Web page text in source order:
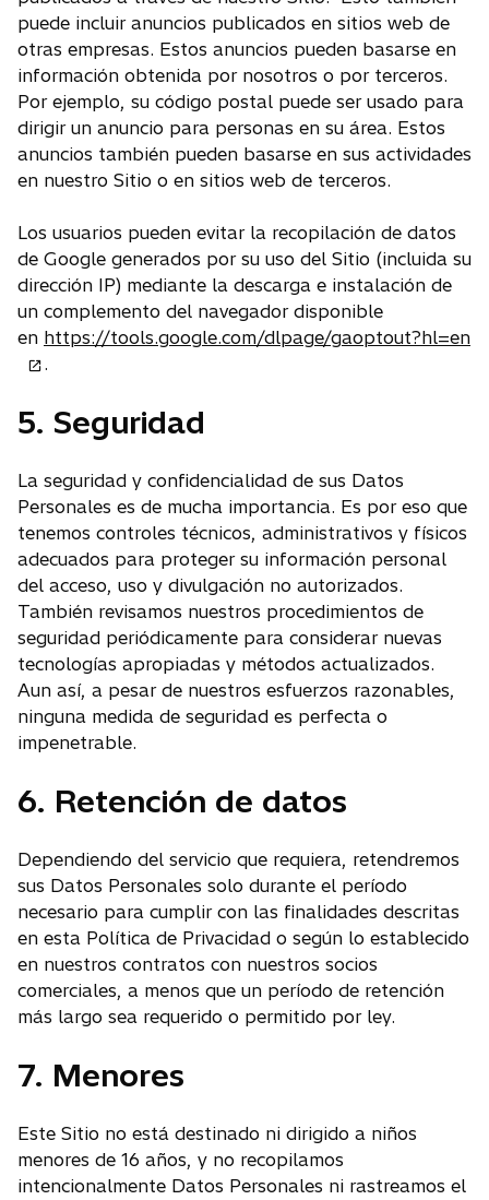
puede incluir anuncios publicados en sitios web de
otras empresas. Estos anuncios pueden basarse en
información obtenida por nosotros o por terceros.
Por ejemplo, su código postal puede ser usado para
dirigir un anuncio para personas en su área. Estos
anuncios también pueden basarse en sus actividades
en nuestro Sitio o en sitios web de terceros.
Los usuarios pueden evitar la recopilación de datos
de Google generados por su uso del Sitio (incluida su
dirección IP) mediante la descarga e instalación de
un complemento del navegador disponible
en https://tools.google.com/dlpage/gaoptout?hl=ens
.
5. Seguridad
La seguridad y confidencialidad de sus Datos
Personales es de mucha importancia. Es por eso que
tenemos controles técnicos, administrativos y físicos
adecuados para proteger su información personal
del acceso, uso y divulgación no autorizados.
También revisamos nuestros procedimientos de
seguridad periódicamente para considerar nuevas
tecnologías apropiadas y métodos actualizados.
Aun así, a pesar de nuestros esfuerzos razonables,
ninguna medida de seguridad es perfecta o
impenetrable.
6. Retención de datos
Dependiendo del servicio que requiera, retendremos
sus Datos Personales solo durante el período
necesario para cumplir con las finalidades descritas
en esta Política de Privacidad o según lo establecido
en nuestros contratos con nuestros socios
comerciales, a menos que un período de retención
más largo sea requerido o permitido por ley.
7. Menores
Este Sitio no está destinado ni dirigido a niños
menores de 16 años, y no recopilamos
intencionalmente Datos Personales ni rastreamos el